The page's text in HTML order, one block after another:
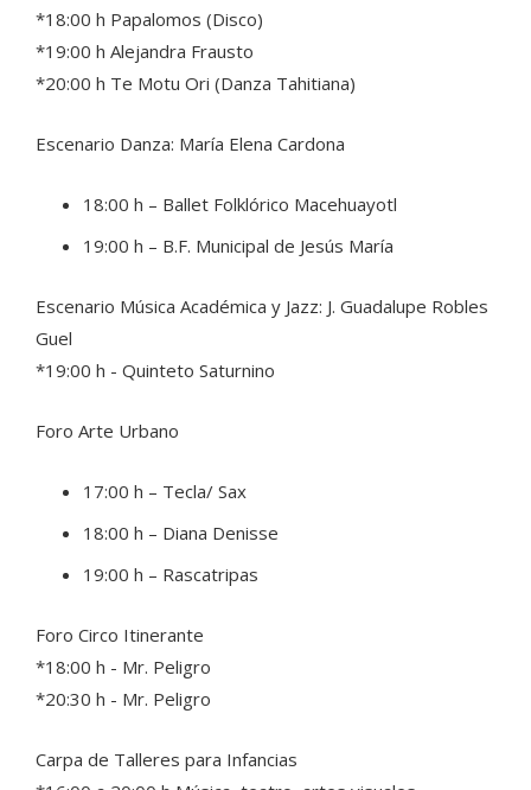
*18:00 h Papalomos (Disco)
*19:00 h Alejandra Frausto
*20:00 h Te Motu Ori (Danza Tahitiana)
Escenario Danza: María Elena Cardona
18:00 h – Ballet Folklórico Macehuayotl
19:00 h – B.F. Municipal de Jesús María
Escenario Música Académica y Jazz: J. Guadalupe Robles
Guel
*19:00 h - Quinteto Saturnino
Foro Arte Urbano
17:00 h – Tecla/ Sax
18:00 h – Diana Denisse
19:00 h – Rascatripas
Foro Circo Itinerante
*18:00 h - Mr. Peligro
*20:30 h - Mr. Peligro
Carpa de Talleres para Infancias